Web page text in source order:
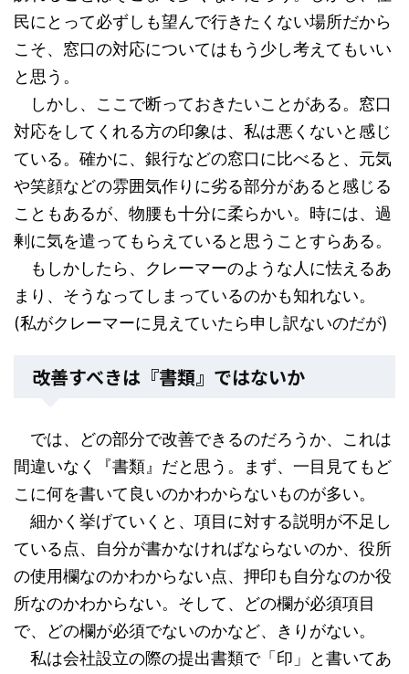
民にとって必ずしも望んで行きたくない場所だから
こそ、窓口の対応についてはもう少し考えてもいい
と思う。
しかし、ここで断っておきたいことがある。窓口
対応をしてくれる方の印象は、私は悪くないと感じ
ている。確かに、銀行などの窓口に比べると、元気
や笑顔などの雰囲気作りに劣る部分があると感じる
こともあるが、物腰も十分に柔らかい。時には、過
剰に気を遣ってもらえていると思うことすらある。
もしかしたら、クレーマーのような人に怯えるあ
まり、そうなってしまっているのかも知れない。
(私がクレーマーに見えていたら申し訳ないのだが)
改善すべきは『書類』ではないか
では、どの部分で改善できるのだろうか、これは
間違いなく『書類』だと思う。まず、一目見てもど
こに何を書いて良いのかわからないものが多い。
細かく挙げていくと、項目に対する説明が不足し
ている点、自分が書かなければならないのか、役所
の使用欄なのかわからない点、押印も自分なのか役
所なのかわからない。そして、どの欄が必須項目
で、どの欄が必須でないのかなど、きりがない。
私は会社設立の際の提出書類で「印」と書いてあ